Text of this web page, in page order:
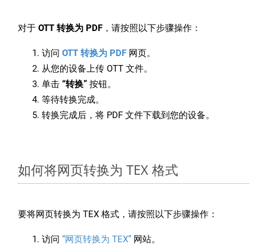
对于 OTT 转换为 PDF ，请按照以下步骤操作：
访问 OTT 转换为 PDF 网页。
从您的设备上传 OTT 文件。
单击 “转换” 按钮。
等待转换完成。
转换完成后，将 PDF 文件下载到您的设备。
如何将网页转换为 TEX 格式
要将网页转换为 TEX 格式，请按照以下步骤操作：
访问 “网页转换为 TEX” 网站。